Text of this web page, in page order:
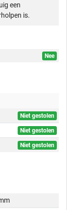
een
is.
Nee
Niet gestolen
Niet gestolen
Niet gestolen